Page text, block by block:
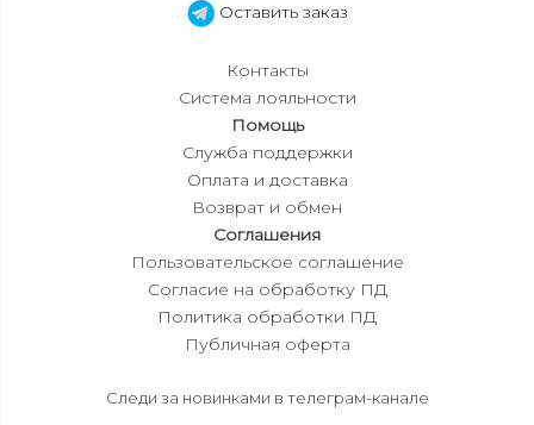
Оставить заказ
Контакты
Система лояльности
Помощь
Служба поддержки
Оплата и доставка
Возврат и обмен
Соглашения
Пользовательское соглашение
Согласие на обработку ПД
Политика обработки ПД
Публичная оферта
Следи за новинками в телеграм-канале